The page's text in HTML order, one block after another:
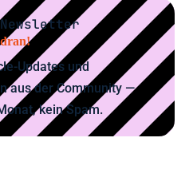
Updates und
aus der Community —
kein Spam.